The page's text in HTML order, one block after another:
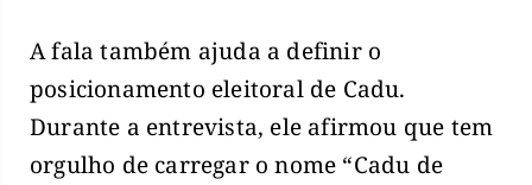
A fala também ajuda a definir o
posicionamento eleitoral de Cadu.
Durante a entrevista, ele afirmou que tem
orgulho de carregar o nome “Cadu de